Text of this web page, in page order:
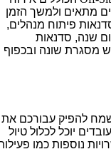
מתאים ולמשך הזמן
פיתוח מנהלים,
שנה, סדנאות
מסגרת שונה ובכפוף
להפיק עבורכם את
יוכל לכלול טיול
נוספות כמו פעילות